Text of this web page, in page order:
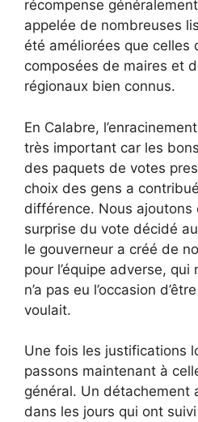
récompense
appelée de nombreuses
été améliorées que celles
composées de maires et
régionaux bien connus.
En Calabre,
très important car les
des paquets de votes
choix des gens a
différence. Nous ajoutons
surprise du vote décidé
le gouverneur a créé de
pour l’équipe adverse, qui
n’a pas eu l’occasion
voulait.
Une fois les justifications
passons maintenant à
général. Un détachement
dans les jours qui ont